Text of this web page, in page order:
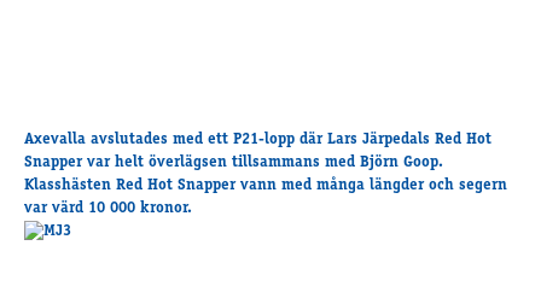
Axevalla avslutades med ett P21-lopp där Lars Järpedals Red Hot
Snapper var helt överlägsen tillsammans med Björn Goop.
Klasshästen Red Hot Snapper vann med många längder och segern
var värd 10 000 kronor.